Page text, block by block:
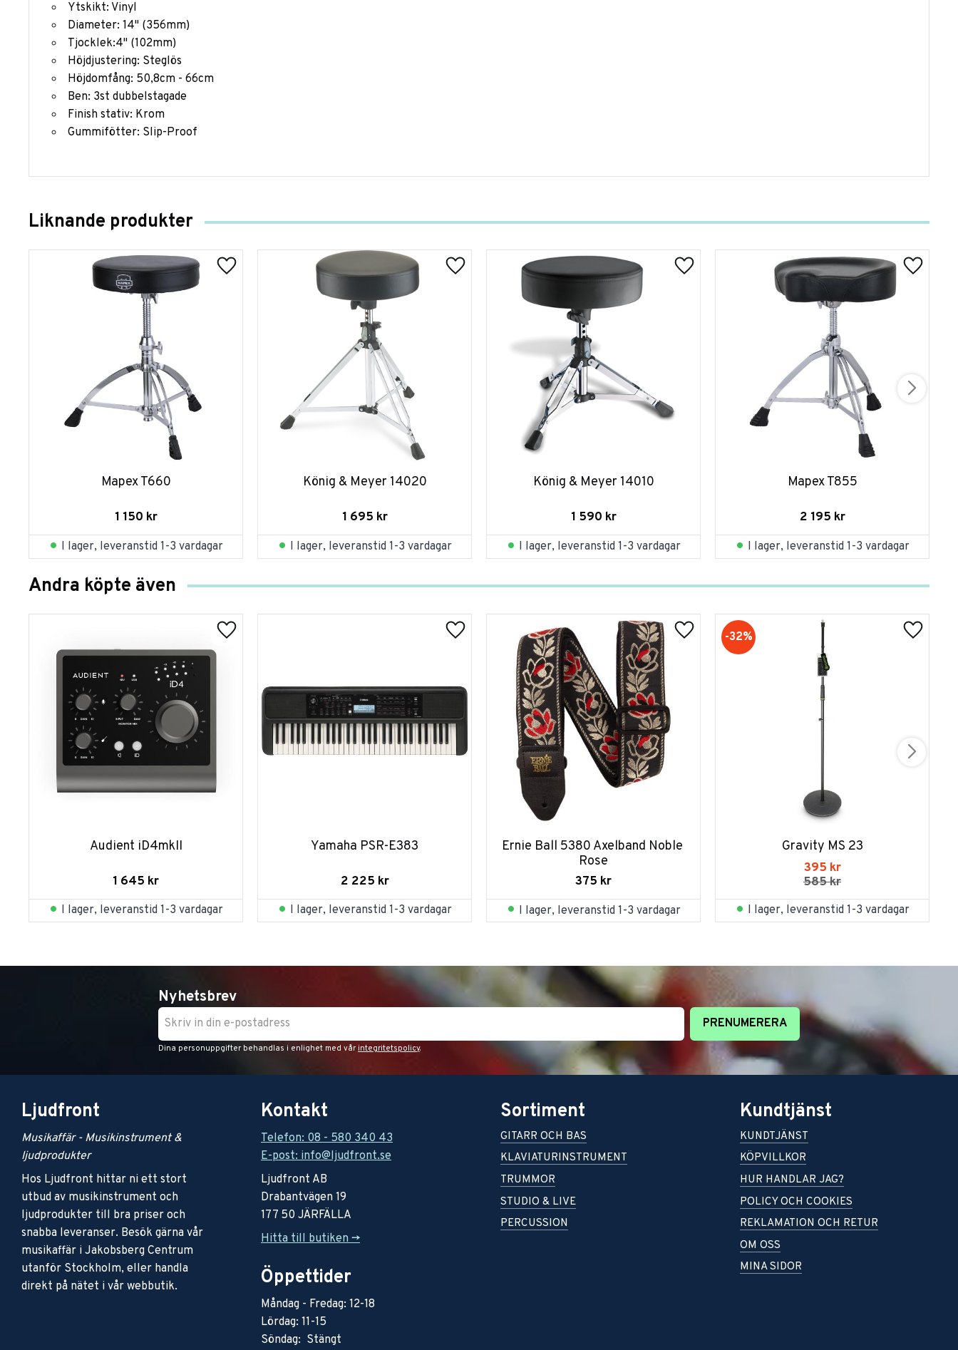
Ytskikt: Vinyl
Diameter: 14" (356mm)
Tjocklek:4" (102mm)
Höjdjustering: Steglös
Höjdomfång: 50,8cm - 66cm
Ben: 3st dubbelstagade
Finish stativ: Krom
Gummifötter: Slip-Proof
Liknande produkter
Mapex T660
1 150 kr
I lager, leveranstid 1-3 vardagar
König & Meyer 14020
1 695 kr
I lager, leveranstid 1-3 vardagar
König & Meyer 14010
1 590 kr
I lager, leveranstid 1-3 vardagar
Mapex T855
2 195 kr
I lager, leveranstid 1-3 vardagar
Andra köpte även
Audient iD4mkII
1 645 kr
I lager, leveranstid 1-3 vardagar
Yamaha PSR-E383
2 225 kr
I lager, leveranstid 1-3 vardagar
Ernie Ball 5380 Axelband Noble
Rose
375 kr
I lager, leveranstid 1-3 vardagar
Gravity MS 23
395 kr
585kr
32%
I lager, leveranstid 1-3 vardagar
Nyhetsbrev
PRENUMERERA
Dina personuppgifter behandlas i enlighet med vår integritetspolicy.
Ljudfront
Musikaffär - Musikinstrument &
ljudprodukter
Hos Ljudfront hittar ni ett stort
utbud av musikinstrument och
ljudprodukter till bra priser och
snabba leveranser. Besök gärna vår
musikaffär i Jakobsberg Centrum
utanför Stockholm, eller handla
direkt på nätet i vår webbutik.
Kontakt
Telefon: 08 - 580 340 43
E-post: info@ljudfront.se
Ljudfront AB
Drabantvägen 19
177 50 JÄRFÄLLA
Hitta till butiken ->
Öppettider
Måndag - Fredag: 12-18
Lördag: 11-15
Söndag: Stängt
Sortiment
GITARR OCH BAS
KLAVIATURINSTRUMENT
TRUMMOR
STUDIO & LIVE
PERCUSSION
Kundtjänst
KUNDTJÄNST
KÖPVILLKOR
HUR HANDLAR JAG?
POLICY OCH COOKIES
REKLAMATION OCH RETUR
OM OSS
MINA SIDOR